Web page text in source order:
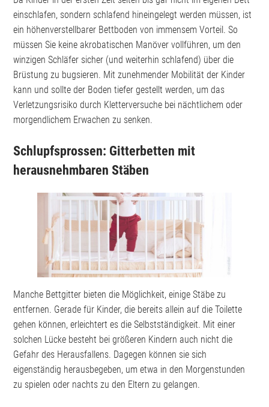
einschlafen, sondern schlafend hineingelegt werden müssen, ist
ein höhenverstellbarer Bettboden von immensem Vorteil. So
müssen Sie keine akrobatischen Manöver vollführen, um den
winzigen Schläfer sicher (und weiterhin schlafend) über die
Brüstung zu bugsieren. Mit zunehmender Mobilität der Kinder
kann und sollte der Boden tiefer gestellt werden, um das
Verletzungsrisiko durch Kletterversuche bei nächtlichem oder
morgendlichem Erwachen zu senken.
Schlupfsprossen: Gitterbetten mit
herausnehmbaren Stäben
Manche Bettgitter bieten die Möglichkeit, einige Stäbe zu
entfernen. Gerade für Kinder, die bereits allein auf die Toilette
gehen können, erleichtert es die Selbstständigkeit. Mit einer
solchen Lücke besteht bei größeren Kindern auch nicht die
Gefahr des Herausfallens. Dagegen können sie sich
eigenständig herausbegeben, um etwa in den Morgenstunden
zu spielen oder nachts zu den Eltern zu gelangen.